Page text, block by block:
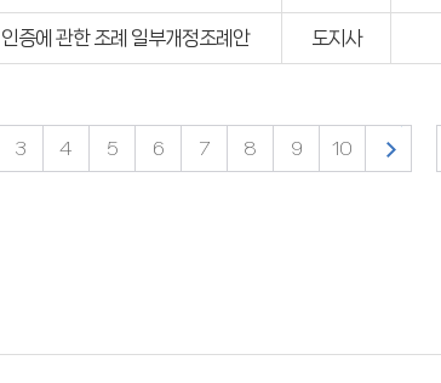
증에 관한 조례 일부개정조례안 도지사
3 4 5 6 7 8 9 10